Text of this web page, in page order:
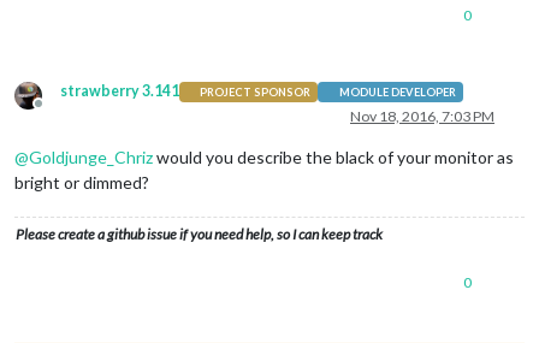
0
Offline
strawberry 3.141 PROJECT SPONSOR MODULE DEVELOPER
Nov 18, 2016, 7:03 PM
@Goldjunge_Chrizwould you describe the black of your monitor as
bright or dimmed?
Please create a github issue if you need help, so I can keep track
0